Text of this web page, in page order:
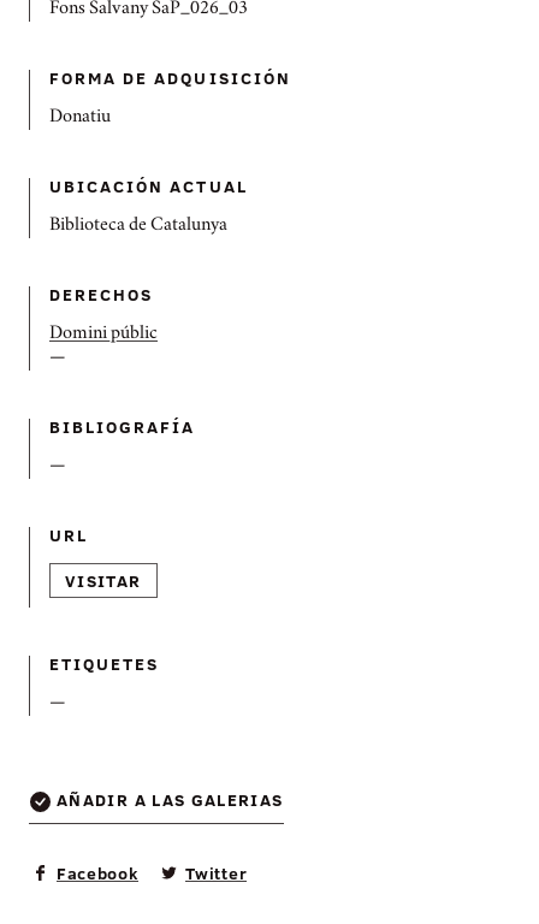
Fons Salvany SaP_026_03
FORMA DE ADQUISICIÓN
Donatiu
UBICACIÓN ACTUAL
Biblioteca de Catalunya
DERECHOS
Domini públic
—
BIBLIOGRAFÍ­A
—
URL
VISITAR
ETIQUETES
—
AÑADIR A LAS GALERIAS
Facebook Twitter